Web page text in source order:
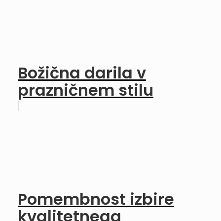
Božična darila v
prazničnem stilu
Pomembnost izbire
kvalitetnega